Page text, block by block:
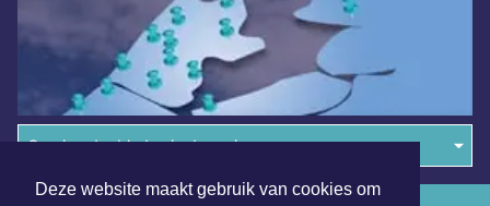
Deze website maakt gebruik van cookies om
Overige dagbladen in de regio